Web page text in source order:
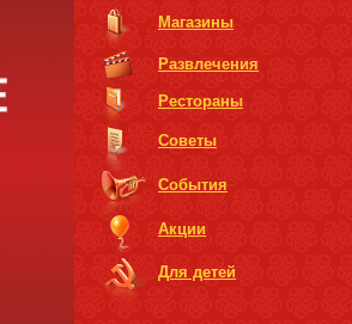
Магазины
Развлечения
Рестораны
Советы
События
Акции
Для детей